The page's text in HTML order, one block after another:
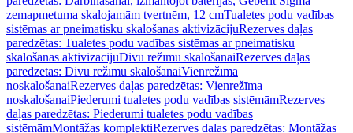
zemapmetuma skalojamām tvertnēm, 12 cmTualetes podu vadības
sistēmas ar pneimatisku skalošanas aktivizācijuRezerves daļas
paredzētas: Tualetes podu vadības sistēmas ar pneimatisku
skalošanas aktivizācijuDivu režīmu skalošanaiRezerves daļas
paredzētas: Divu režīmu skalošanaiVienrežīma
noskalošanaiRezerves daļas paredzētas: Vienrežīma
noskalošanaiPiederumi tualetes podu vadības sistēmāmRezerves
daļas paredzētas: Piederumi tualetes podu vadības
sistēmāmMontāžas komplektiRezerves daļas paredzētas: Montāžas